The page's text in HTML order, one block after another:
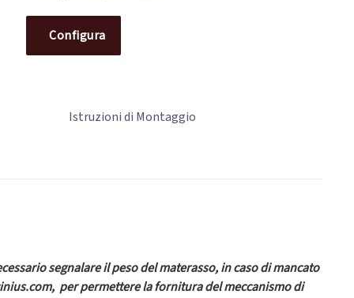
Configura
Istruzioni di Montaggio
segnalare il peso del materasso, in caso di mancato
per permettere la fornitura del meccanismo di